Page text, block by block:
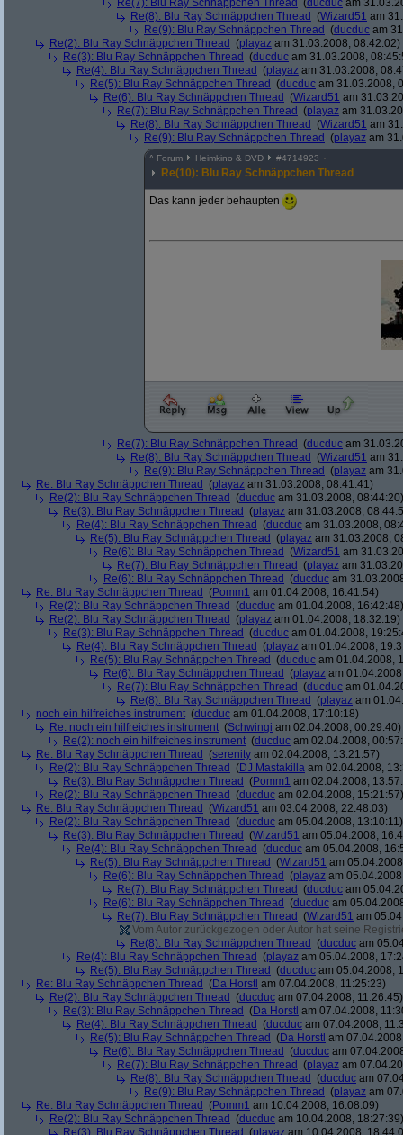
Re(7): Blu Ray Schnäppchen Thread (ducduc am
Re(8): Blu Ray Schnäppchen Thread (Wizard51 am
Re(9): Blu Ray Schnäppchen Thread (ducduc am
Re(2): Blu Ray Schnäppchen Thread (playaz am 31.03.2008, 08:42:02)
Re(3): Blu Ray Schnäppchen Thread (ducduc am 31.03.2008,
Re(4): Blu Ray Schnäppchen Thread (playaz am 31.03.2008,
Re(5): Blu Ray Schnäppchen Thread (ducduc am 31.03.2008,
Re(6): Blu Ray Schnäppchen Thread (Wizard51 am
Re(7): Blu Ray Schnäppchen Thread (playaz am
Re(8): Blu Ray Schnäppchen Thread (Wizard51 am
Re(9): Blu Ray Schnäppchen Thread (playaz am
^ Forum Heimkino & DVD #4714923
Re(10): Blu Ray Schnäppchen Thread
Das kann jeder behaupten
Re(7): Blu Ray Schnäppchen Thread (ducduc am
Re(8): Blu Ray Schnäppchen Thread (Wizard51 am
Re(9): Blu Ray Schnäppchen Thread (playaz am
Re: Blu Ray Schnäppchen Thread (playaz am 31.03.2008, 08:41:41)
Re(2): Blu Ray Schnäppchen Thread (ducduc am 31.03.2008, 08:44:20)
Re(3): Blu Ray Schnäppchen Thread (playaz am 31.03.2008,
Re(4): Blu Ray Schnäppchen Thread (ducduc am 31.03.2008,
Re(5): Blu Ray Schnäppchen Thread (playaz am 31.03.2008,
Re(6): Blu Ray Schnäppchen Thread (Wizard51 am
Re(7): Blu Ray Schnäppchen Thread (playaz am
Re(6): Blu Ray Schnäppchen Thread (ducduc am
Re: Blu Ray Schnäppchen Thread (Pomm1 am 01.04.2008, 16:41:54)
Re(2): Blu Ray Schnäppchen Thread (ducduc am 01.04.2008, 16:42:48)
Re(2): Blu Ray Schnäppchen Thread (playaz am 01.04.2008, 18:32:19)
Re(3): Blu Ray Schnäppchen Thread (ducduc am 01.04.2008,
Re(4): Blu Ray Schnäppchen Thread (playaz am 01.04.2008,
Re(5): Blu Ray Schnäppchen Thread (ducduc am 01.04.2008,
Re(6): Blu Ray Schnäppchen Thread (playaz am
Re(7): Blu Ray Schnäppchen Thread (ducduc am
Re(8): Blu Ray Schnäppchen Thread (playaz am
noch ein hilfreiches instrument (ducduc am 01.04.2008, 17:10:18)
Re: noch ein hilfreiches instrument (Schwingi am 02.04.2008, 00:29:40)
Re(2): noch ein hilfreiches instrument (ducduc am 02.04.2008,
Re: Blu Ray Schnäppchen Thread (serenity am 02.04.2008, 13:21:57)
Re(2): Blu Ray Schnäppchen Thread (DJ Mastakilla am 02.04.2008,
Re(3): Blu Ray Schnäppchen Thread (Pomm1 am 02.04.2008,
Re(2): Blu Ray Schnäppchen Thread (ducduc am 02.04.2008, 15:21:57)
Re: Blu Ray Schnäppchen Thread (Wizard51 am 03.04.2008, 22:48:03)
Re(2): Blu Ray Schnäppchen Thread (ducduc am 05.04.2008, 13:10:11)
Re(3): Blu Ray Schnäppchen Thread (Wizard51 am 05.04.2008,
Re(4): Blu Ray Schnäppchen Thread (ducduc am 05.04.2008,
Re(5): Blu Ray Schnäppchen Thread (Wizard51 am
Re(6): Blu Ray Schnäppchen Thread (playaz am
Re(7): Blu Ray Schnäppchen Thread (ducduc am
Re(6): Blu Ray Schnäppchen Thread (ducduc am
Re(7): Blu Ray Schnäppchen Thread (Wizard51 am
Vom Autor zurückgezogen oder Autor hat seine
Re(8): Blu Ray Schnäppchen Thread (ducduc am
Re(4): Blu Ray Schnäppchen Thread (playaz am 05.04.2008,
Re(5): Blu Ray Schnäppchen Thread (ducduc am 05.04.2008,
Re: Blu Ray Schnäppchen Thread (Da Horstl am 07.04.2008, 11:25:23)
Re(2): Blu Ray Schnäppchen Thread (ducduc am 07.04.2008, 11:26:45)
Re(3): Blu Ray Schnäppchen Thread (Da Horstl am 07.04.2008,
Re(4): Blu Ray Schnäppchen Thread (ducduc am 07.04.2008,
Re(5): Blu Ray Schnäppchen Thread (Da Horstl am
Re(6): Blu Ray Schnäppchen Thread (ducduc am
Re(7): Blu Ray Schnäppchen Thread (playaz am
Re(8): Blu Ray Schnäppchen Thread (ducduc am
Re(9): Blu Ray Schnäppchen Thread (playaz am
Re: Blu Ray Schnäppchen Thread (Pomm1 am 10.04.2008, 16:08:09)
Re(2): Blu Ray Schnäppchen Thread (ducduc am 10.04.2008, 18:27:39)
Re(3): Blu Ray Schnäppchen Thread (playaz am 10.04.2008,